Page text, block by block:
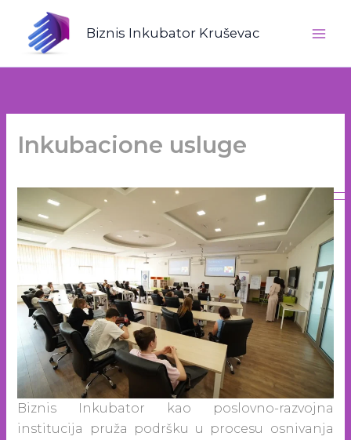
садржај
Biznis Inkubator Kruševac
Inkubacione usluge
Biznis Inkubator kao poslovno-razvojna
institucija pruža podršku u procesu osnivanja